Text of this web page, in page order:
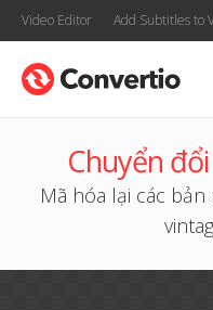
Video Editor Add Subtitles to
Chuyển
Mã hóa lại các bản